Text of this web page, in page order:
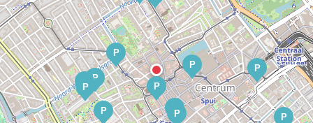
P
P
P
P
P
P
P
P
P
P
P